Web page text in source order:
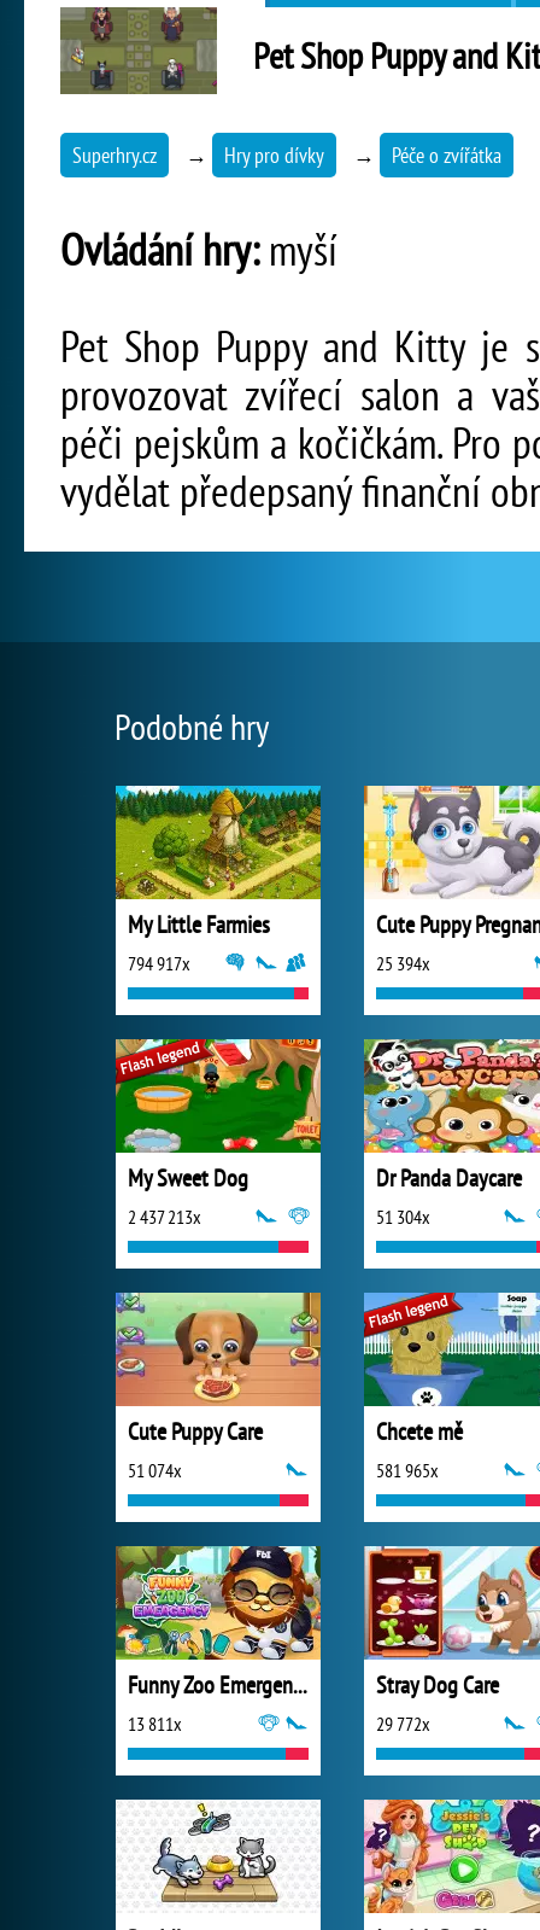
Pet Shop Puppy and
Superhry.cz → Hry pro dívky → Péče o zvířátka
Ovládání hry:myší
Pet Shop Puppy and Kitty je
provozovat zvířecí salon a
péči pejskům a kočičkám. Pro
vydělat předepsaný finanční
Podobné hry
My Little Farmies
794 917x
Cute Puppy
25 394x
My Sweet Dog
2 437 213x
Dr Panda Daycare
51 304x
Cute Puppy Care
51 074x
Chcete mě
581 965x
Funny Zoo Emergency
13 811x
Stray Dog Care
29 772x